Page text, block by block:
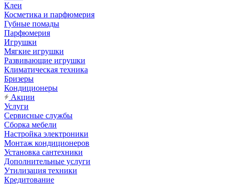
Клеи
Косметика и парфюмерия
Губные помады
Парфюмерия
Игрушки
Мягкие игрушки
Развивающие игрушки
Климатическая техника
Бризеры
Кондиционеры
Акции
Услуги
Сервисные службы
Сборка мебели
Настройка электроники
Монтаж кондиционеров
Установка сантехники
Дополнительные услуги
Утилизация техники
Кредитование